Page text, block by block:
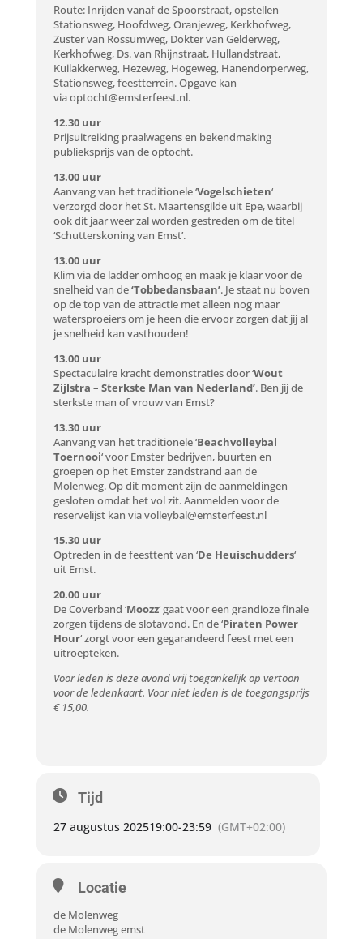
Route: Inrijden vanaf de Spoorstraat, opstellen
Stationsweg, Hoofdweg, Oranjeweg, Kerkhofweg,
Zuster van Rossumweg, Dokter van Gelderweg,
Kerkhofweg, Ds. van Rhijnstraat, Hullandstraat,
Kuilakkerweg, Hezeweg, Hogeweg, Hanendorperweg,
Stationsweg, feestterrein. Opgave kan
viaoptocht@emsterfeest.nl.
12.30 uur
Prijsuitreiking praalwagens en bekendmaking
publieksprijs van de optocht.
13.00 uur
Aanvang van het traditionele ‘Vogelschieten‘
verzorgd door het St. Maartensgilde uit Epe, waarbij
ook dit jaar weer zal worden gestreden om de titel
‘Schutterskoning van Emst’.
13.00 uur
Klim via de ladder omhoog en maak je klaar voor de
snelheid van de‘Tobbedansbaan’. Je staat nu boven
op de top van de attractie met alleen nog maar
watersproeiers om je heen die ervoor zorgen dat jij al
je snelheid kan vasthouden!
13.00 uur
Spectaculaire kracht demonstraties door ‘Wout
Zijlstra – Sterkste Man van Nederland’. Ben jij de
sterkste man of vrouw van Emst?
13.30 uur
Aanvang van het traditionele ‘Beachvolleybal
Toernooi‘ voor Emster bedrijven, buurten en
groepen op het Emster zandstrand aan de
Molenweg. Op dit moment zijn de aanmeldingen
gesloten omdat het vol zit. Aanmelden voor de
reservelijst kan viavolleybal@emsterfeest.nl
15.30 uur
Optreden in de feesttent van ‘De Heuischudders‘
uit Emst.
20.00 uur
De Coverband ‘Moozz‘ gaat voor een grandioze finale
zorgen tijdens de slotavond. En de ‘Piraten Power
Hour‘ zorgt voor een gegarandeerd feest met een
uitroepteken.
Voor leden is deze avond vrij toegankelijk op vertoon
voor de ledenkaart. Voor niet leden is de toegangsprijs
€ 15,00.
Tijd
27 augustus 202519:00-23:59 (GMT+02:00)
Locatie
de Molenweg
de Molenweg emst